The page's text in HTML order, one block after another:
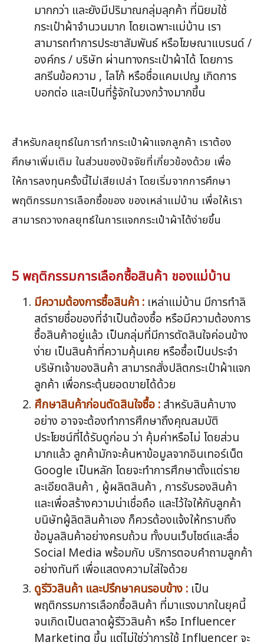
มากกว่า และยังมีปริมาณกลุ่มลุกค้า ที่นิยมใช้
กระเป๋าผ้าจำนวนมาก โดยเฉพาะแม่บ้าน เรา
สามารถทำการประชาสัมพันธ์ หรือโฆษณาแบรนด์ /
องค์กร / บริษัท ผ่านทางกระเป๋าผ้าได้ โดยการ
สกรีนข้อความ , โลโก้ หรือชื่อแคมเปญ เกิดการ
บอกต่อ และเป็นที่รู้จักในวงกว้างมากขึ้น
สำหรับกลยุทธ์ในการทำกระเป๋าผ้าแจกลูกค้า เราต้อง
ศึกษาเพิ่มเติม ในส่วนของปัจจัยที่เกี่ยวข้องด้วย เพื่อ
ให้การลงทุนครั้งนี้ไม่เสียเปล่า โดยเริ่มจากการศึกษา
พฤติกรรมการเลือกซื้อของ ของเหล่าแม่บ้าน เพื่อให้เรา
สามารถวางกลยุทธ์ในการแจกกระเป๋าผ้าได้ง่ายขึ้น
5 พฤติกรรมการเลือกซื้อสินค้า ของแม่บ้าน
มีความต้องการซื้อสินค้า : เหล่าแม่บ้าน มีการทำลิ
สต์รายชื่อของที่จำเป็นต้องซื้อ หรือมีความต้องการ
ซื้อสินค้าอยู่แล้ว เป็นกลุ่มที่มีการตัดสินใจค่อนข้าง
ง่าย เป็นสินค้าที่ความคุ้นเคย หรือซื้อเป็นประจำ
บริษัทเจ้าของสินค้า สามารถสั่งปลิตกระเป๋าผ้าแจก
ลูกค้า เพื่อกระตุ้นยอดขายได้ด้วย
ศึกษาสินค้าก่อนตัดสินใจซื้อ : สำหรับสินค้าบาง
อย่าง อาจจะต้องทำการศึกษาถึงคุณสมบัติ
ประโยชน์ที่ได้รับดูก่อน ว่า คุ้มค่าหรือไม่ โดยส่วน
มากแล้ว ลูกค้ามักจะค้นหาข้อมูลจากอินเทอร์เน็ต
Google เป็นหลัก โดยจะทำการศึกษาตั้งแต่ราย
ละเอียดสินค้า , ผู้ผลิตสินค้า , การรับรองสินค้า
และเพื่อสร้างความน่าเชื่อถือ และไว้ใจให้กับลูกค้า
บนิษัทผู้ลิตสินค้าเอง ก็ควรต้องแจ้งให้ทราบถึง
ข้อมูลสินค้าอย่างครบถ้วน ทั้งบนเว็บไซต์และสื่อ
Social Media พร้อมกับ บริการตอบคำถามลูกค้า
อย่างทันที เพื่อแสดงความใส่ใจด้วย
ดูรีวิวสินค้า และปรึกษาคนรอบข้าง : เป็น
พฤติกรรมการเลือกซื้อสินค้า ที่มาแรงมากในยุคนี้
จนเกิดเป็นตลาดผู้รีวิวสินค้า หรือ Influencer